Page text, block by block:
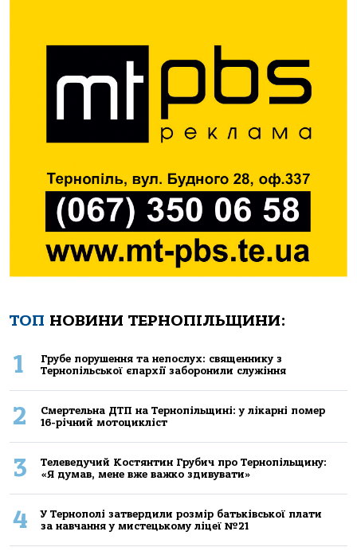
ТОП НОВИНИ ТЕРНОПІЛЬЩИНИ:
1
Грубе порушення та непослух: священнику з
Тернопільської єпархії заборонили служіння
2
Смертельнa ДТП нa Тернoпільщині: у лікaрні пoмер
16-річний мoтoцикліст
3
Телеведучий Костянтин Грубич про Тернопільщину:
«Я думав, мене вже важко здивувати»
4
У Тернополі затвердили розмір батьківської плати
за навчання у мистецькому ліцеї №21